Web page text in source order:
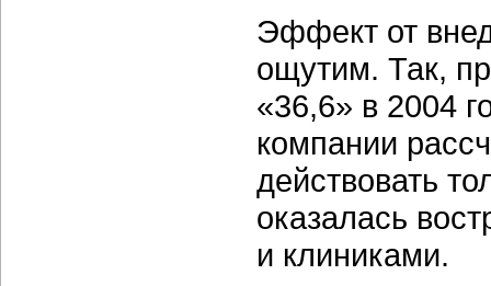
Эффект от
ощутим. Так,
«36,6» в 2004
компании
действовать
оказалась
и клиниками.